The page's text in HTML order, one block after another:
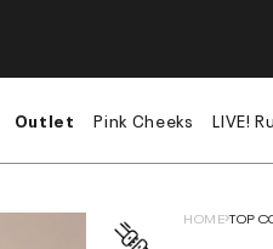
Outlet Pink Cheeks LIVE!
HOME TOP